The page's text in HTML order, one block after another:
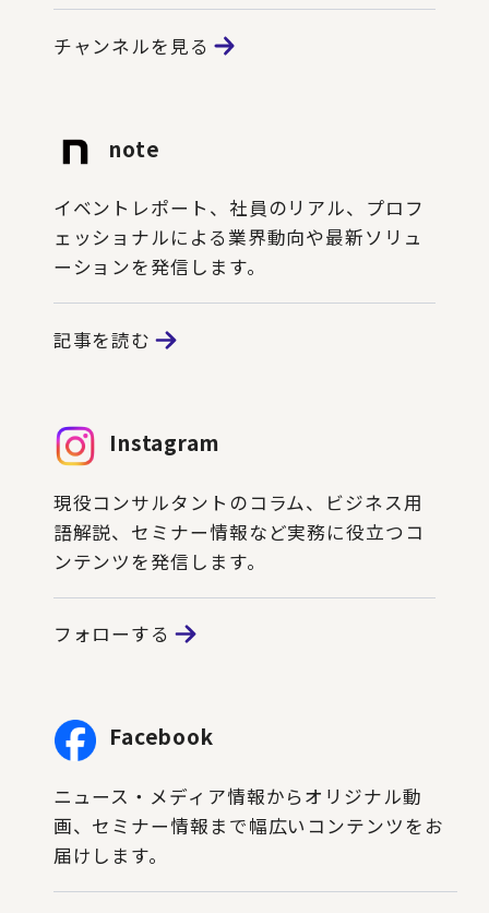
チャンネルを見る
note
イベントレポート、社員のリアル、プロフ
ェッショナルによる業界動向や最新ソリュ
ーションを発信します。
記事を読む
Instagram
現役コンサルタントのコラム、ビジネス用
語解説、セミナー情報など実務に役立つコ
ンテンツを発信します。
フォローする
Facebook
ニュース・メディア情報からオリジナル動
画、セミナー情報まで幅広いコンテンツをお
届けします。